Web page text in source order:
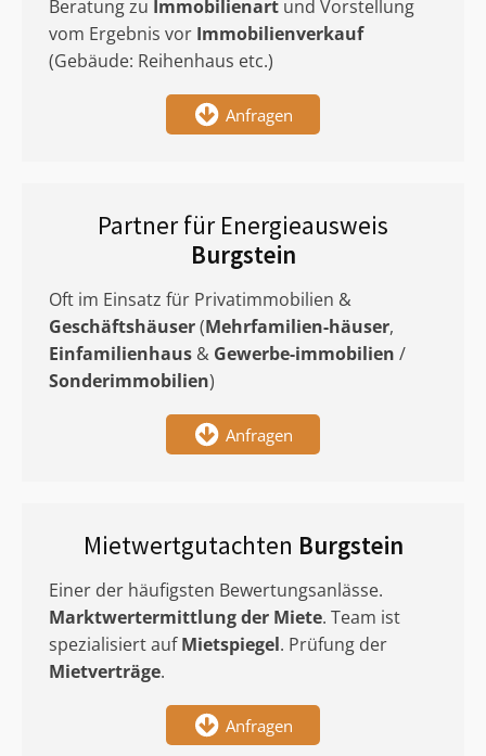
Beratung zu Immobilienart und Vorstellung
vom Ergebnis vor Immobilienverkauf
(Gebäude: Reihenhaus etc.)
Anfragen
Partner für Energieausweis
Burgstein
Oft im Einsatz für Privatimmobilien &
Geschäftshäuser(Mehrfamilien-häuser,
Einfamilienhaus & Gewerbe-immobilien /
Sonderimmobilien)
Anfragen
Mietwertgutachten Burgstein
Einer der häufigsten Bewertungsanlässe.
Marktwertermittlungder Miete. Team ist
spezialisiert aufMietspiegel. Prüfung der
Mietverträge.
Anfragen